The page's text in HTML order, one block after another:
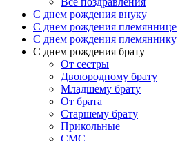
C днем рождения внуку
C днем рождения племяннице
C днем рождения племяннику
C днем рождения брату
От сестры
Двоюродному брату
Младшему брату
От брата
Старшему брату
Прикольные
СМС